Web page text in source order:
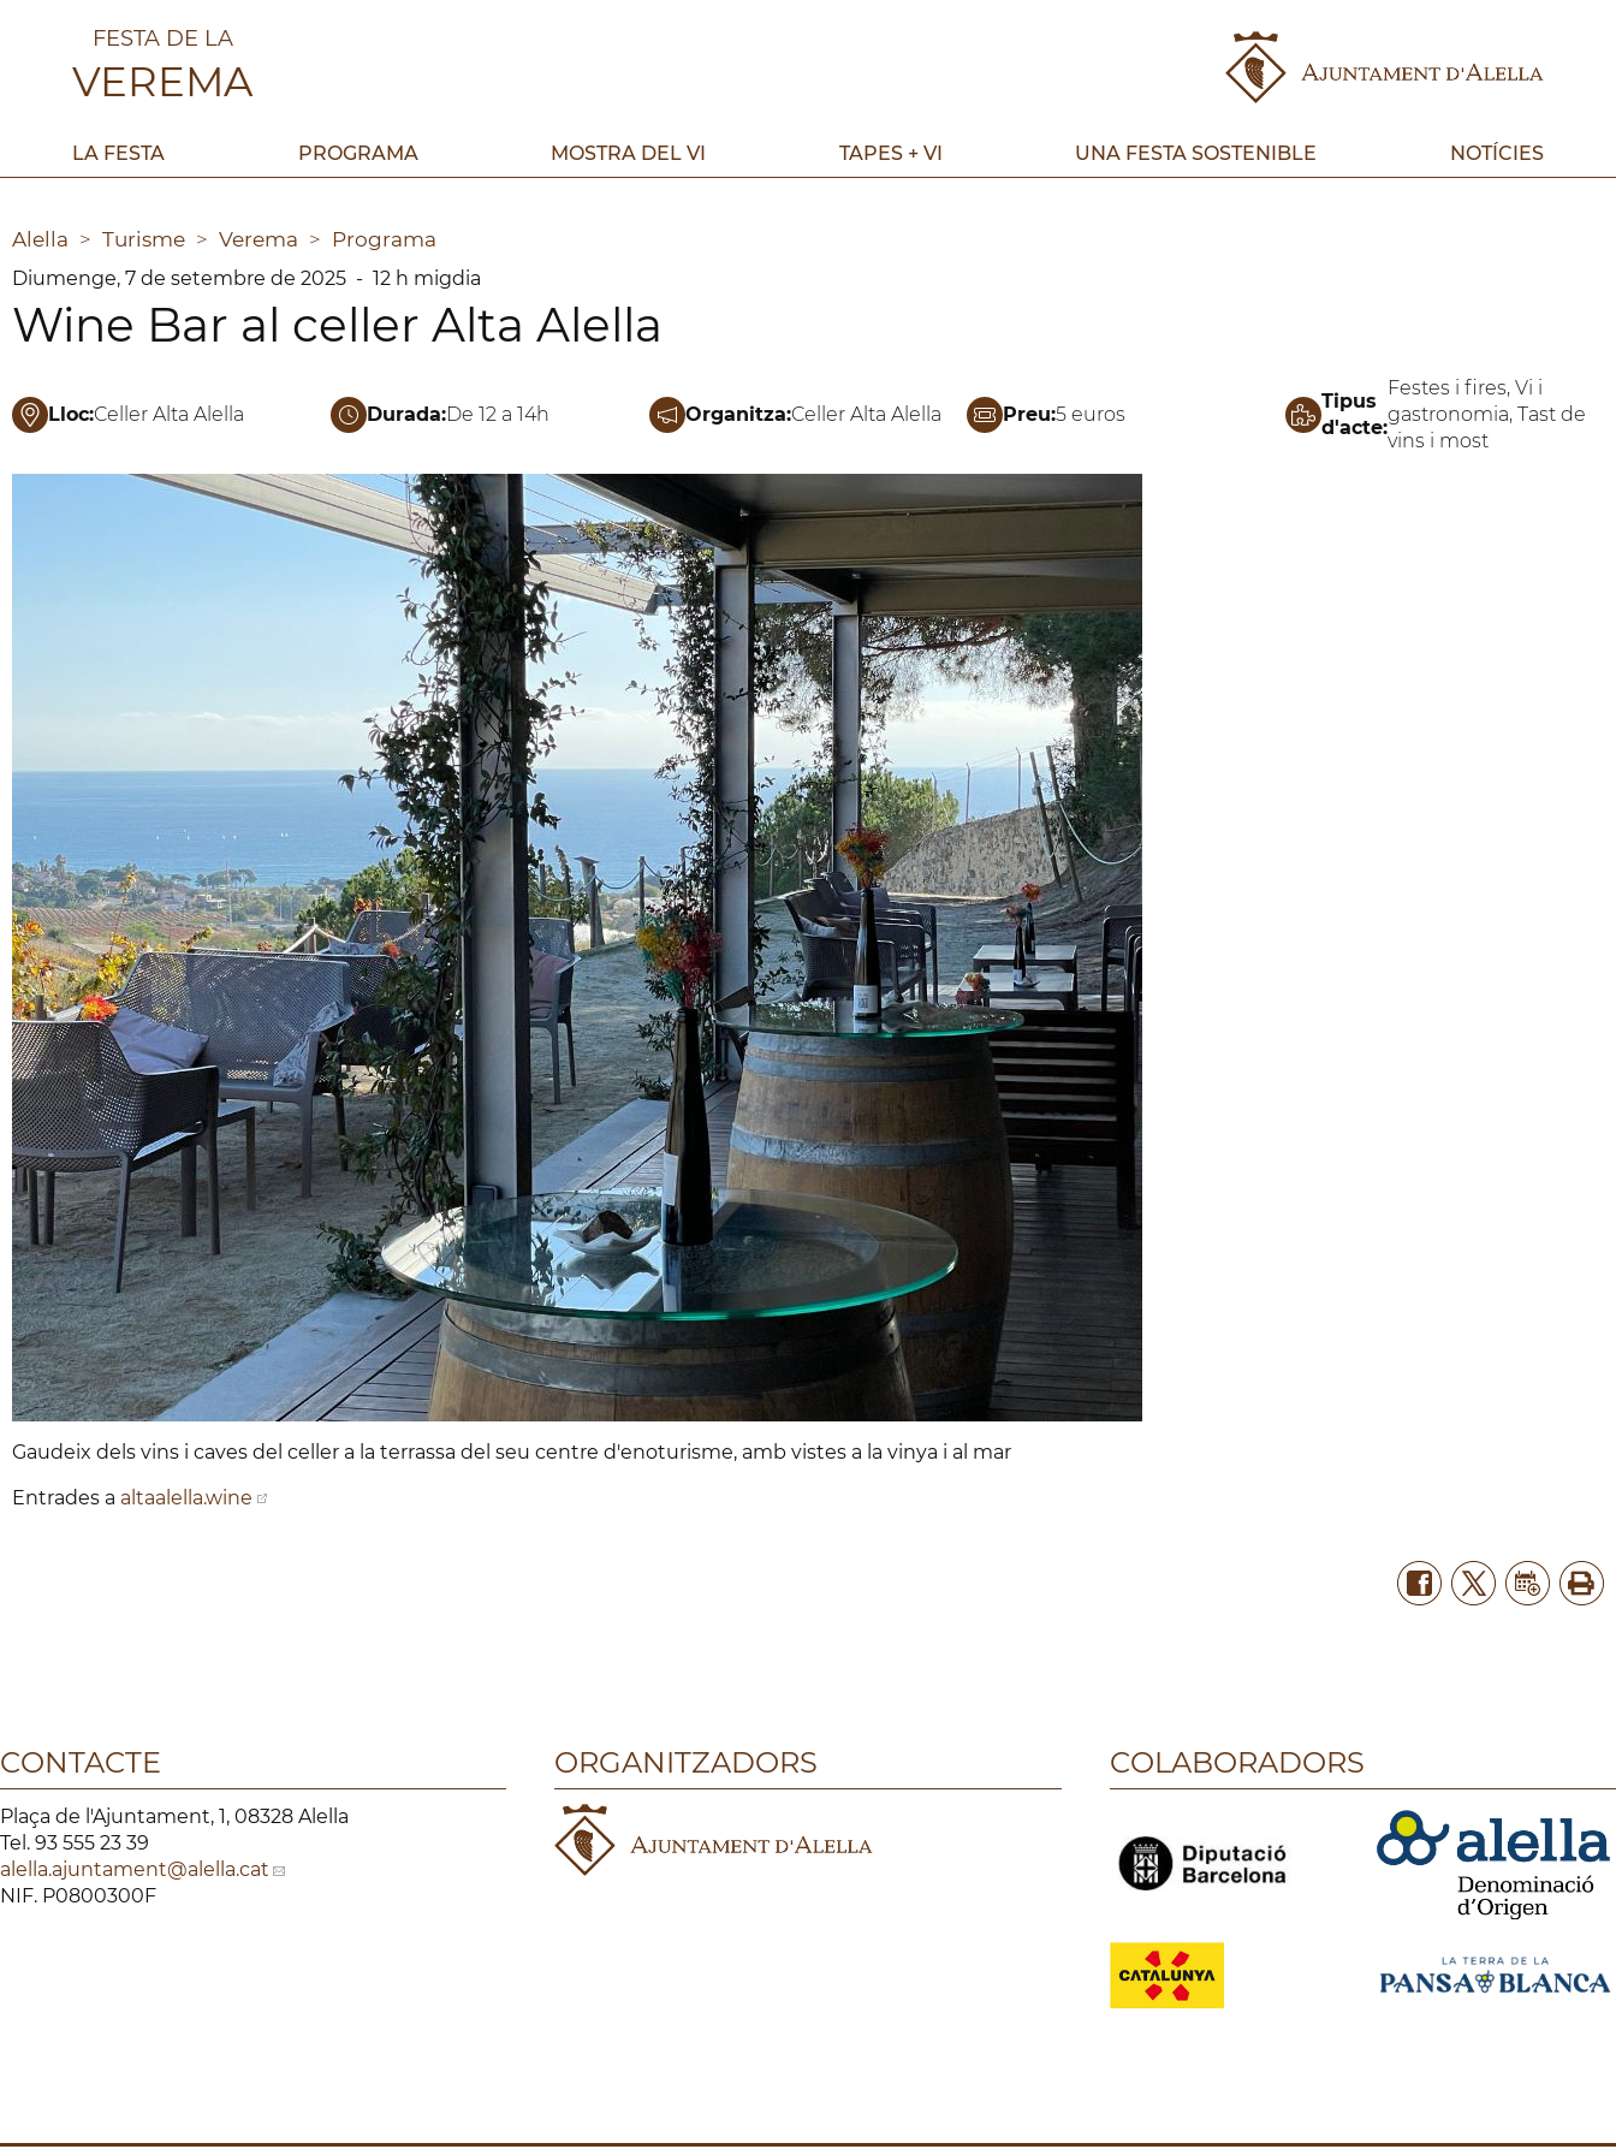
FESTA DE LA
VEREMA
LA FESTA PROGRAMA MOSTRA DEL VI TAPES + VI UNA FESTA SOSTENIBLE NOTÍCIES
Alella > Turisme > Verema > Programa
Diumenge, 7 de setembre de 2025 - 12 h migdia
Wine Bar al celler Alta Alella
Gaudeix dels vins i caves del celler a la terrassa del seu centre d'enoturisme, amb vistes a la vinya i al mar
Entrades a altaalella.wine
Lloc:Celler Alta Alella Durada:De 12 a 14h Organitza:Celler Alta Alella Preu:5 euros
Tipus
d'acte:
Festes i fires, Vi i
gastronomia, Tast de
vins i most
CONTACTE
Plaça de l'Ajuntament, 1, 08328 Alella
Tel. 93 555 23 39
alella.ajuntament@alella.cat
NIF. P0800300F
ORGANITZADORS COLABORADORS